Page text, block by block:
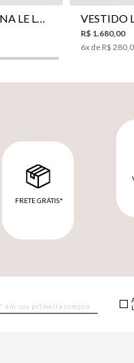
CALÇA PANTALONA LE LIS SAKURA II FEMININA
R$ 1.680, 00
6x de R$ 280
FRETE GRÁTIS*